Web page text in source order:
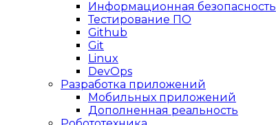
Информационная безопасность
Тестирование ПО
Github
Git
Linux
DevOps
Разработка приложений
Мобильных приложений
Дополненная реальность